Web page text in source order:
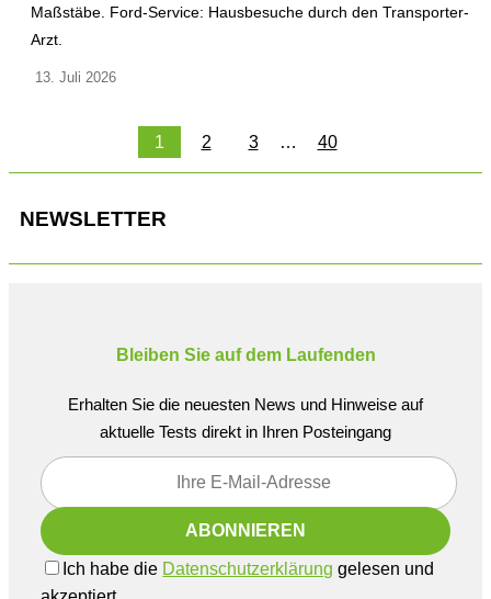
Maßstäbe. Ford-Service: Hausbesuche durch den Transporter-
Arzt.
13. Juli 2026
1 2 3 … 40
NEWSLETTER
Bleiben Sie auf dem Laufenden
Erhalten Sie die neuesten News und Hinweise auf
aktuelle Tests direkt in Ihren Posteingang
Ich habe die Datenschutzerklärung gelesen und